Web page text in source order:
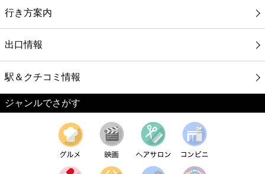
行き方案内
出口情報
駅＆クチコミ情報
ジャンルでさがす